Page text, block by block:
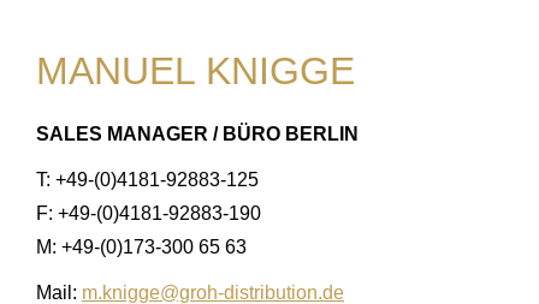
MANUEL KNIGGE
SALES MANAGER / BÜRO BERLIN
T: +49-(0)4181-92883-125
F: +49-(0)4181-92883-190
M: +49-(0)173-300 65 63
Mail: m.knigge@groh-distribution.de